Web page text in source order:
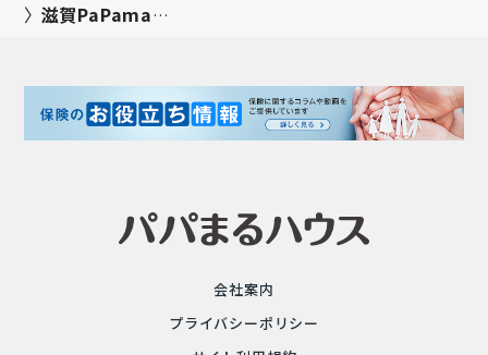
滋賀PaPamaru
会社案内
プライバシーポリシー